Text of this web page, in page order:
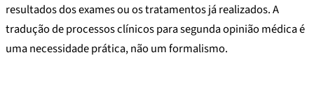
resultados dos exames ou os tratamentos já realizados. A
tradução de processos clínicos para segunda opinião médica é
uma necessidade prática, não um formalismo.